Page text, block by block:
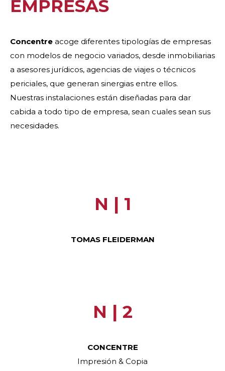
EMPRESAS
Concentre acoge diferentes tipologías de empresas
con modelos de negocio variados, desde inmobiliarias
a asesores jurídicos, agencias de viajes o técnicos
periciales, que generan sinergias entre ellos.
Nuestras instalaciones están diseñadas para dar
cabida a todo tipo de empresa, sean cuales sean sus
necesidades.
N | 1
TOMAS FLEIDERMAN
N | 2
CONCENTRE
Impresión & Copia